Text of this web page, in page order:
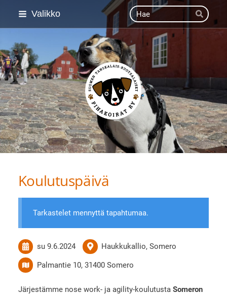
Siirry
Valikko Haku
Hae
Suomen Tanskalais-
Koulutuspäivä
Tarkastelet mennyttä tapahtumaa.
su 9.6.2024 Haukkukallio, Somero
Palmantie 10, 31400 Somero
Järjestämme nose work- ja agility-koulutustaSomeron